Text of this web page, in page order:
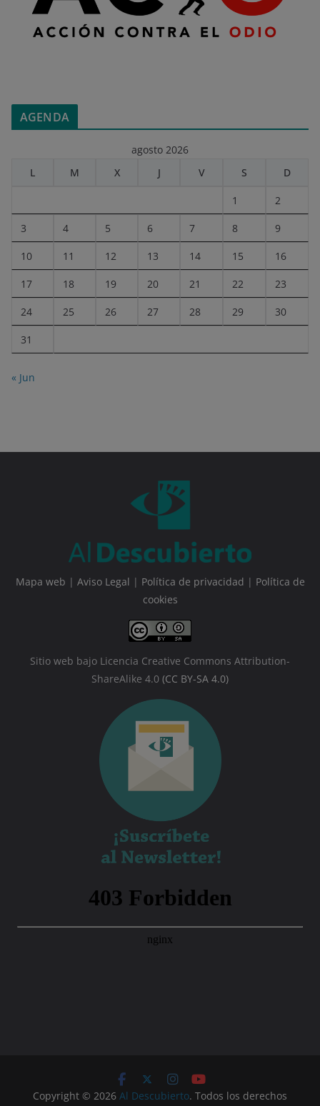
AGENDA
agosto 2026
L
M X J V S D
1 2
3 4 5 6 7 8 9
10 11 12 13 14 15 16
17 18 19 20 21 22 23
24 25 26 27 28 29 30
31
« Jun
Mapa web | Aviso Legal | Política de privacidad | Política de
cookies
Sitio web bajo Licencia Creative Commons Attribution-
ShareAlike 4.0 (CC BY-SA 4.0)
Copyright © 2026 Al Descubierto. Todos los derechos